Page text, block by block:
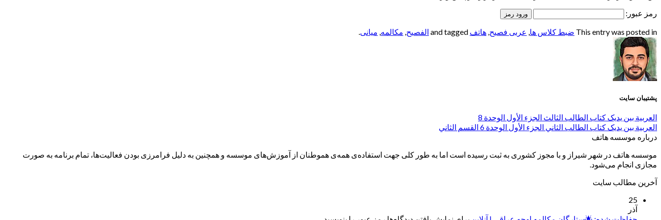
رمز عبور:
This entry was posted in ضبط کلاس ها, عربی فصیح, هاتف الفصيح, مکالمه, میانی.
پشتیبان سایت
العربیة بین یدیک کتاب الطالب الثالث الجزء الأول الوحدة 8
العربیة بین یدیک کتاب الطالب الثاني الجزء الأول الوحدة 6 القسم الثاني
درباره موسسه هاتف
موسسه هاتف در شهر شیراز و با مجوز کشوری به ثبت رسیده است اما به طور کلی جهت استفاده‌ی همه‌ی هموطنان از آموزش‌های موسسه و همچنین به دلیل فرامرزی بودن فعالیت‌ها، تمام برنامه به صورت
مجازی انجام می‌شود.
آخرین مطالب سایت
25
آذر